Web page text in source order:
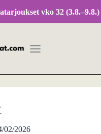
vko 32 (3.8.–9.8.)
02/2026